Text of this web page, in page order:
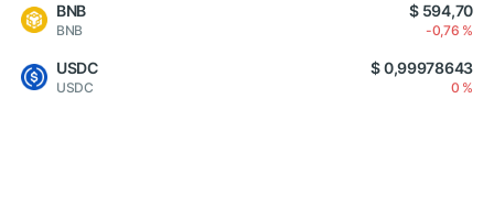
BNB
BNB
$ 594,70
-0,76 %
USDC
USDC
$ 0,99978643
0 %